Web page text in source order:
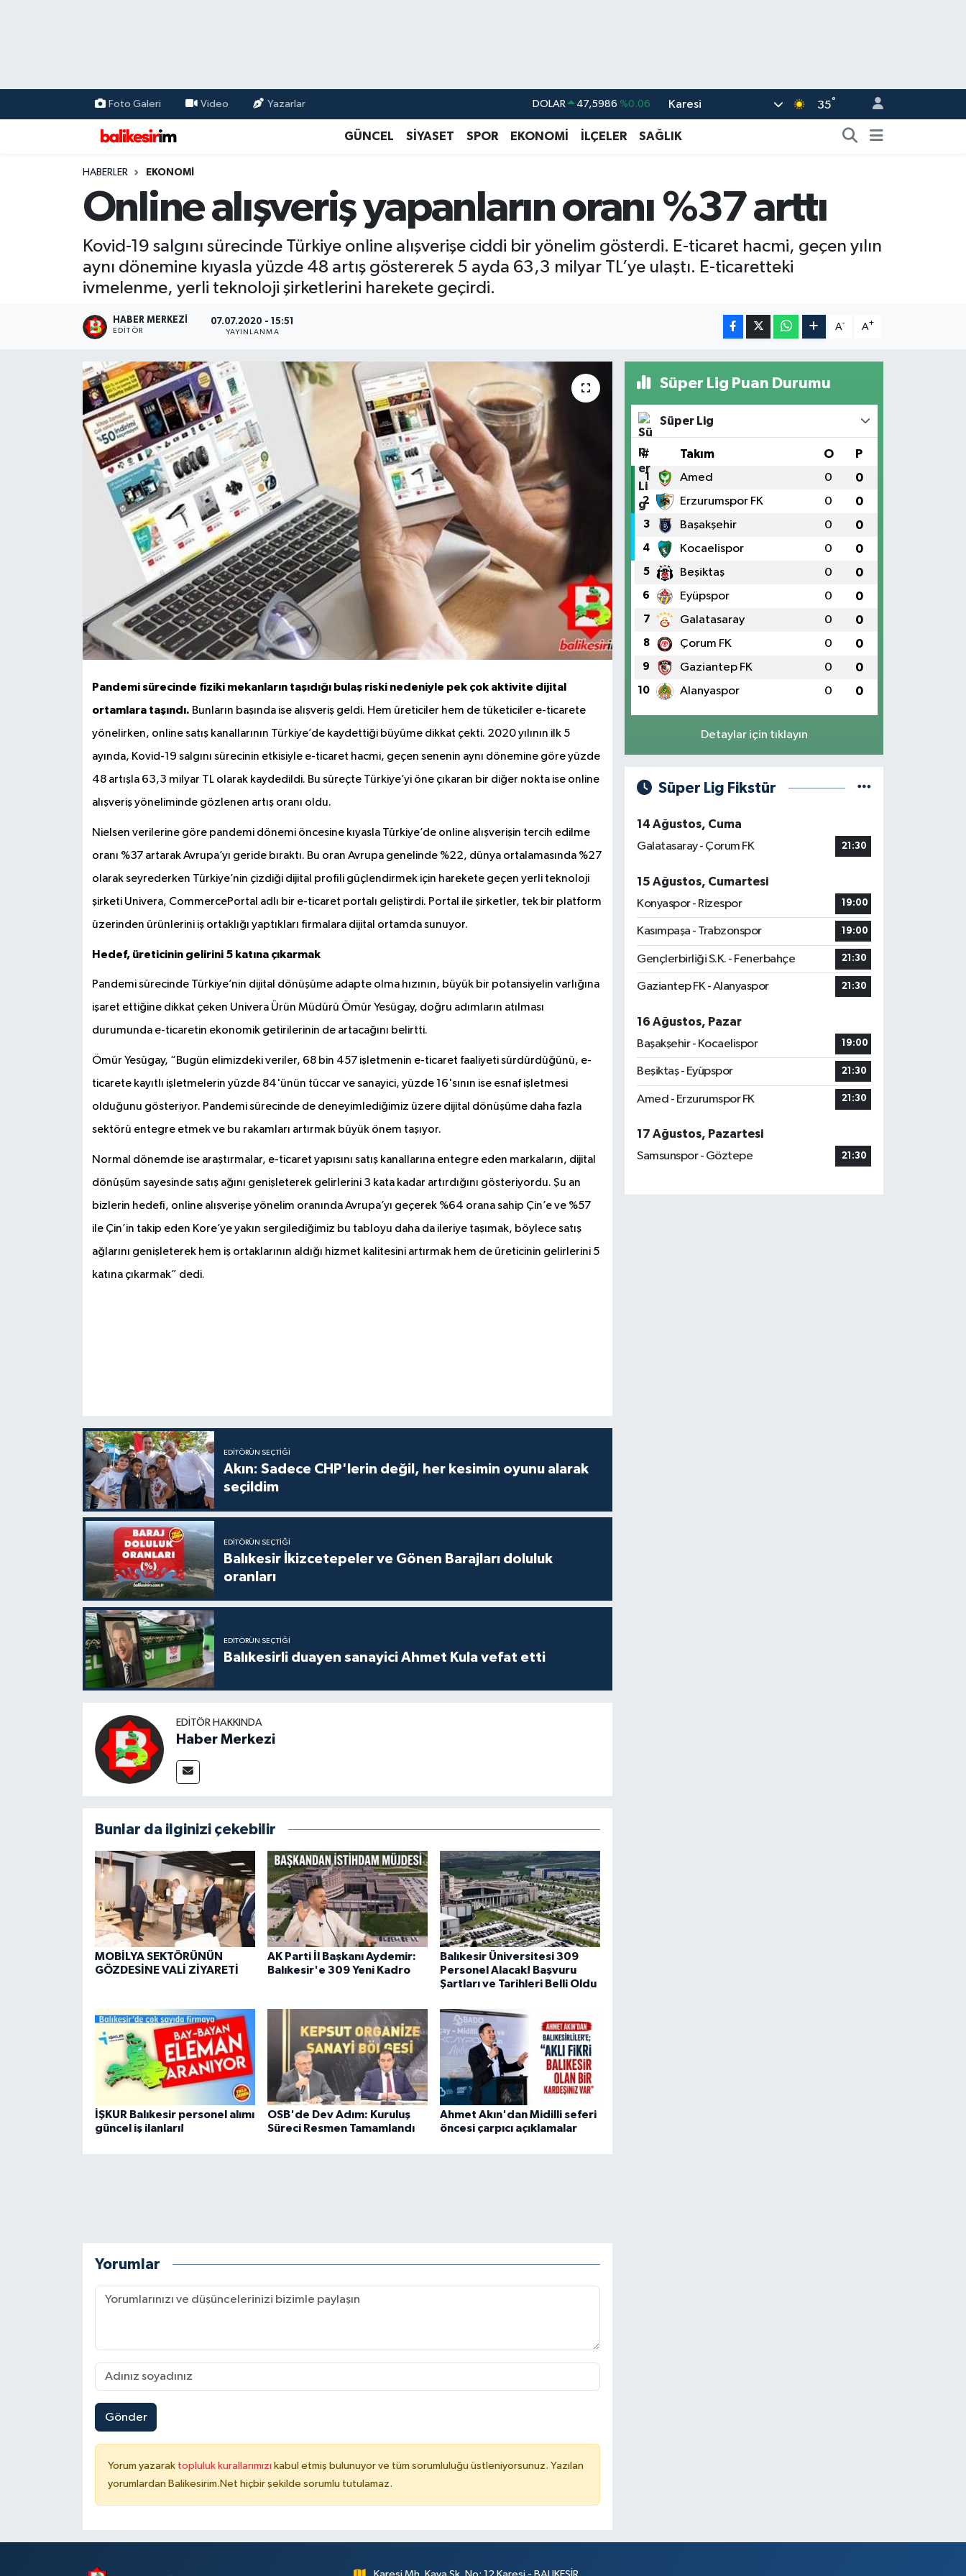
Foto Galeri Video Yazarlar DOLAR 47,5986 %0.06
EURO 55,0700 %0.1
BİST100 13.768 %48
Karesi 35°
GÜNCEL SİYASET SPOR EKONOMİ İLÇELER SAĞLIK
HABERLER EKONOMİ
Online alışveriş yapanların oranı %37 arttı
Kovid-19 salgını sürecinde Türkiye online alışverişe ciddi bir yönelim gösterdi. E-ticaret hacmi, geçen yılın
aynı dönemine kıyasla yüzde 48 artış göstererek 5 ayda 63,3 milyar TL’ye ulaştı. E-ticaretteki
ivmelenme, yerli teknoloji şirketlerini harekete geçirdi.
HABER MERKEZI
EDITÖR
07.07.2020 - 15:51
YAYINLANMA
A- A+
Pandemi sürecinde fiziki mekanların taşıdığı bulaş riski nedeniyle pek çok aktivite dijital
ortamlara taşındı. Bunların başında ise alışveriş geldi. Hem üreticiler hem de tüketiciler e-ticarete
yönelirken, online satış kanallarının Türkiye’de kaydettiği büyüme dikkat çekti. 2020 yılının ilk 5
ayında, Kovid-19 salgını sürecinin etkisiyle e-ticaret hacmi, geçen senenin aynı dönemine göre yüzde
48 artışla 63,3 milyar TL olarak kaydedildi. Bu süreçte Türkiye’yi öne çıkaran bir diğer nokta ise online
alışveriş yöneliminde gözlenen artış oranı oldu.
Nielsen verilerine göre pandemi dönemi öncesine kıyasla Türkiye’de online alışverişin tercih edilme
oranı %37 artarak Avrupa’yı geride bıraktı. Bu oran Avrupa genelinde %22, dünya ortalamasında %27
olarak seyrederken Türkiye’nin çizdiği dijital profili güçlendirmek için harekete geçen yerli teknoloji
şirketi Univera, CommercePortal adlı bir e-ticaret portalı geliştirdi. Portal ile şirketler, tek bir platform
üzerinden ürünlerini iş ortaklığı yaptıkları firmalara dijital ortamda sunuyor.
Hedef, üreticinin gelirini 5 katına çıkarmak
Pandemi sürecinde Türkiye’nin dijital dönüşüme adapte olma hızının, büyük bir potansiyelin varlığına
işaret ettiğine dikkat çeken Univera Ürün Müdürü Ömür Yesügay, doğru adımların atılması
durumunda e-ticaretin ekonomik getirilerinin de artacağını belirtti.
Ömür Yesügay, “Bugün elimizdeki veriler, 68 bin 457 işletmenin e-ticaret faaliyeti sürdürdüğünü, e-
ticarete kayıtlı işletmelerin yüzde 84'ünün tüccar ve sanayici, yüzde 16'sının ise esnaf işletmesi
olduğunu gösteriyor. Pandemi sürecinde de deneyimlediğimiz üzere dijital dönüşüme daha fazla
sektörü entegre etmek ve bu rakamları artırmak büyük önem taşıyor.
Normal dönemde ise araştırmalar, e-ticaret yapısını satış kanallarına entegre eden markaların, dijital
dönüşüm sayesinde satış ağını genişleterek gelirlerini 3 kata kadar artırdığını gösteriyordu. Şu an
bizlerin hedefi, online alışverişe yönelim oranında Avrupa’yı geçerek %64 orana sahip Çin’e ve %57
ile Çin’in takip eden Kore’ye yakın sergilediğimiz bu tabloyu daha da ileriye taşımak, böylece satış
ağlarını genişleterek hem iş ortaklarının aldığı hizmet kalitesini artırmak hem de üreticinin gelirlerini 5
katına çıkarmak” dedi.
EDITÖRÜN SEÇTIĞI
Akın: Sadece CHP'lerin değil, her kesimin oyunu alarak
seçildim
EDITÖRÜN SEÇTIĞI
Balıkesir İkizcetepeler ve Gönen Barajları doluluk
oranları
EDITÖRÜN SEÇTIĞI
Balıkesirli duayen sanayici Ahmet Kula vefat etti
EDITÖR HAKKINDA
Haber Merkezi
Bunlar da ilginizi çekebilir
MOBİLYA SEKTÖRÜNÜN
GÖZDESİNE VALİ ZİYARETİ
AK Parti İl Başkanı Aydemir:
Balıkesir'e 309 Yeni Kadro
Balıkesir Üniversitesi 309
Personel Alacak! Başvuru
Şartları ve Tarihleri Belli Oldu
İŞKUR Balıkesir personel alımı
güncel iş ilanları!
OSB'de Dev Adım: Kuruluş
Süreci Resmen Tamamlandı
Ahmet Akın'dan Midilli seferi
öncesi çarpıcı açıklamalar
Yorumlar
Gönder
Yorum yazarak topluluk kurallarımızı kabul etmiş bulunuyor ve tüm sorumluluğu üstleniyorsunuz. Yazılan
yorumlardan Balikesirim.Net hiçbir şekilde sorumlu tutulamaz.
Süper Lig Puan Durumu
Süper Lig
# Takım O P
1 Amed 0 0
2 Erzurumspor FK 0 0
3 Başakşehir 0 0
4 Kocaelispor 0 0
5 Beşiktaş 0 0
6 Eyüpspor 0 0
7 Galatasaray 0 0
8 Çorum FK 0 0
9 Gaziantep FK 0 0
10 Alanyaspor 0 0
Detaylar için tıklayın
Süper Lig Fikstür
14 Ağustos, Cuma
Galatasaray - Çorum FK
21:30
15 Ağustos, Cumartesi
Konyaspor - Rizespor
19:00
Kasımpaşa - Trabzonspor 19:00
Gençlerbirliği S.K. - Fenerbahçe 21:30
Gaziantep FK - Alanyaspor 21:30
16 Ağustos, Pazar
Başakşehir - Kocaelispor
19:00
Beşiktaş - Eyüpspor 21:30
Amed - Erzurumspor FK 21:30
17 Ağustos, Pazartesi
Samsunspor - Göztepe
21:30